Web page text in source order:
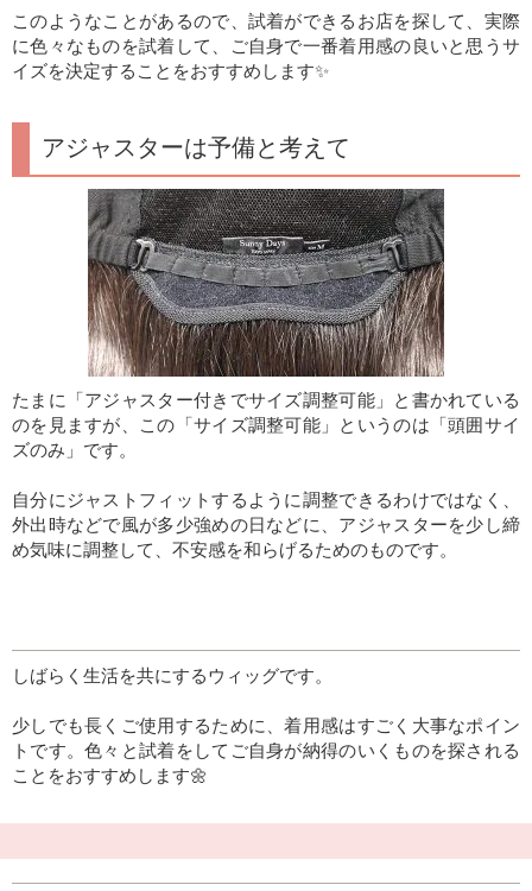
このようなことがあるので、試着ができるお店を探して、実際
に色々なものを試着して、ご自身で一番着用感の良いと思うサ
イズを決定することをおすすめします✨
アジャスターは予備と考えて
たまに「アジャスター付きでサイズ調整可能」と書かれている
のを見ますが、この「サイズ調整可能」というのは「頭囲サイ
ズのみ」です。
自分にジャストフィットするように調整できるわけではなく、
外出時などで風が多少強めの日などに、アジャスターを少し締
め気味に調整して、不安感を和らげるためのものです。
しばらく生活を共にするウィッグです。
少しでも長くご使用するために、着用感はすごく大事なポイン
トです。色々と試着をしてご自身が納得のいくものを探される
ことをおすすめします🌼